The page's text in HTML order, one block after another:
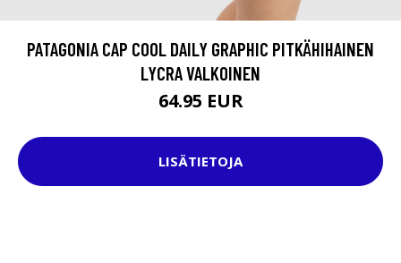
PATAGONIA CAP COOL DAILY GRAPHIC PITKÄHIHAINEN
LYCRA VALKOINEN
64.95 EUR
LISÄTIETOJA